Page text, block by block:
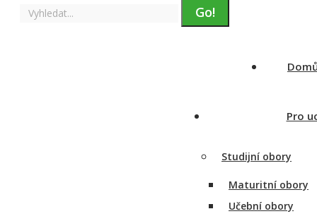
Pro
Studijní obory
Maturitní obory
Učební obory